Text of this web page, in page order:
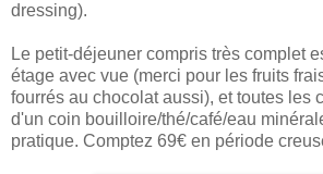
dressing).
Le petit-déjeuner compris très complet
étage avec vue (merci pour les fruits
fourrés au chocolat aussi), et toutes les
d'un coin bouilloire/thé/café/eau
pratique. Comptez 69€ en période